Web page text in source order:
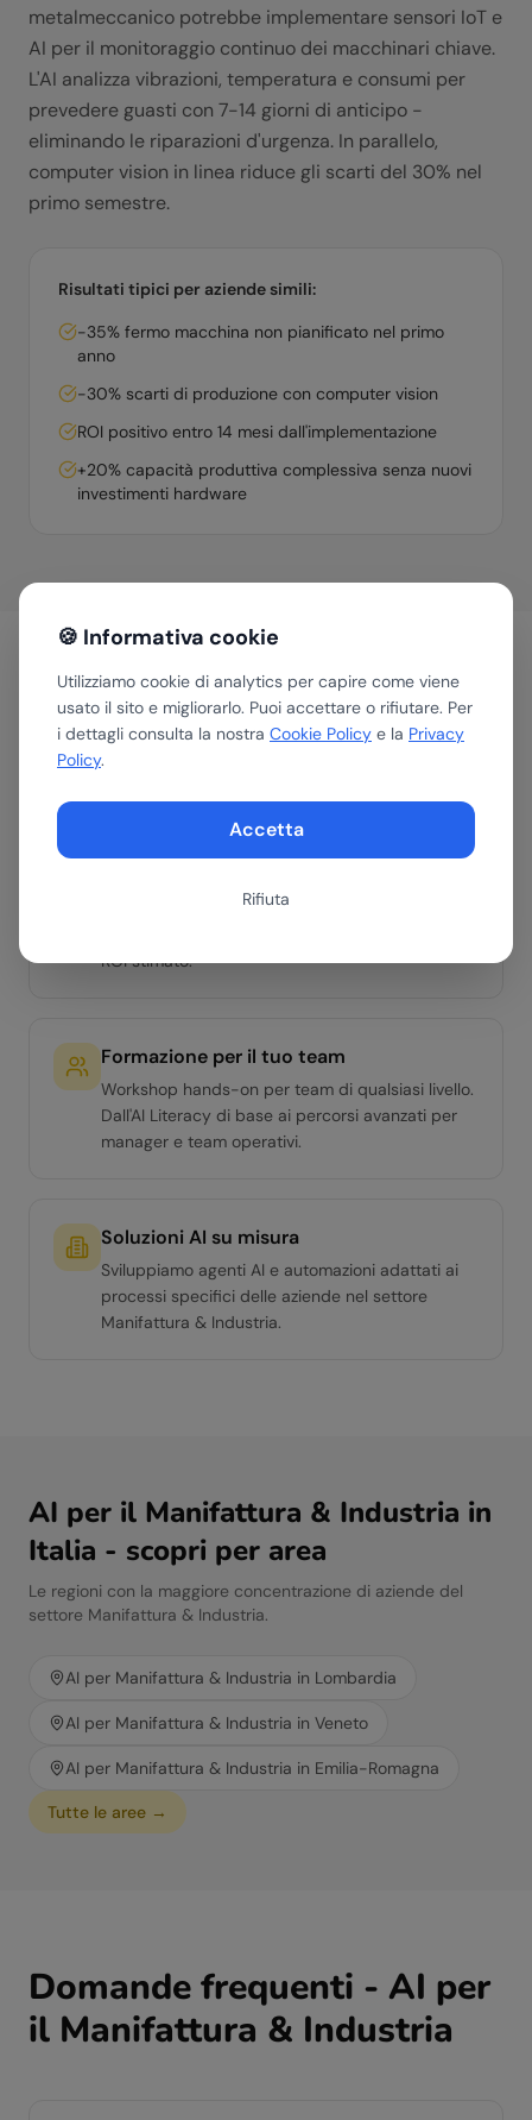
🍪 Informativa cookie
Utilizziamo cookie di analytics per capire come viene
usato il sito e migliorarlo. Puoi accettare o rifiutare. Per
i dettagli consulta la nostra Cookie Policy e la Privacy
Policy.
Accetta
Rifiuta
metalmeccanico potrebbe implementare sensori IoT e
AI per il monitoraggio continuo dei macchinari chiave.
L'AI analizza vibrazioni, temperatura e consumi per
prevedere guasti con 7-14 giorni di anticipo -
eliminando le riparazioni d'urgenza. In parallelo,
computer vision in linea riduce gli scarti del 30% nel
primo semestre.
Risultati tipici per aziende simili:
-35% fermo macchina non pianificato nel primo
anno
-30% scarti di produzione con computer vision
ROI positivo entro 14 mesi dall'implementazione
+20% capacità produttiva complessiva senza nuovi
investimenti hardware
Come aiutiamo le aziende
delManifattura & Industria
portare valore nella tua azienda del settore
ROI stimato.
Formazione per il tuo team
Workshop hands-on per team di qualsiasi livello.
Dall'AI Literacy di base ai percorsi avanzati per
manager e team operativi.
Soluzioni AI su misura
Sviluppiamo agenti AI e automazioni adattati ai
processi specifici delle aziende nel settore
Manifattura & Industria.
AI per il Manifattura & Industria in
Italia - scopri per area
Le regioni con la maggiore concentrazione di aziende del
settore Manifattura & Industria.
AI per Manifattura & Industria in Lombardia
AI per Manifattura & Industria in Veneto
AI per Manifattura & Industria in Emilia-Romagna
Tutte le aree →
Domande frequenti - AI per
il Manifattura & Industria